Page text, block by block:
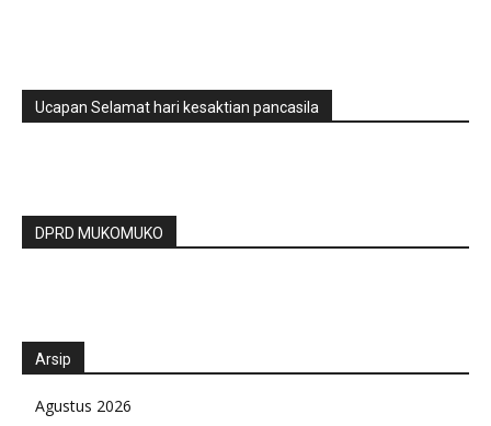
Ucapan Selamat hari kesaktian pancasila
DPRD MUKOMUKO
Arsip
Agustus 2026